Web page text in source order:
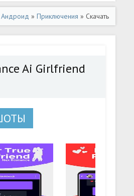
Андроид »Приключения » Скачать
Chat (Много монет) на
Ai Girlfriend